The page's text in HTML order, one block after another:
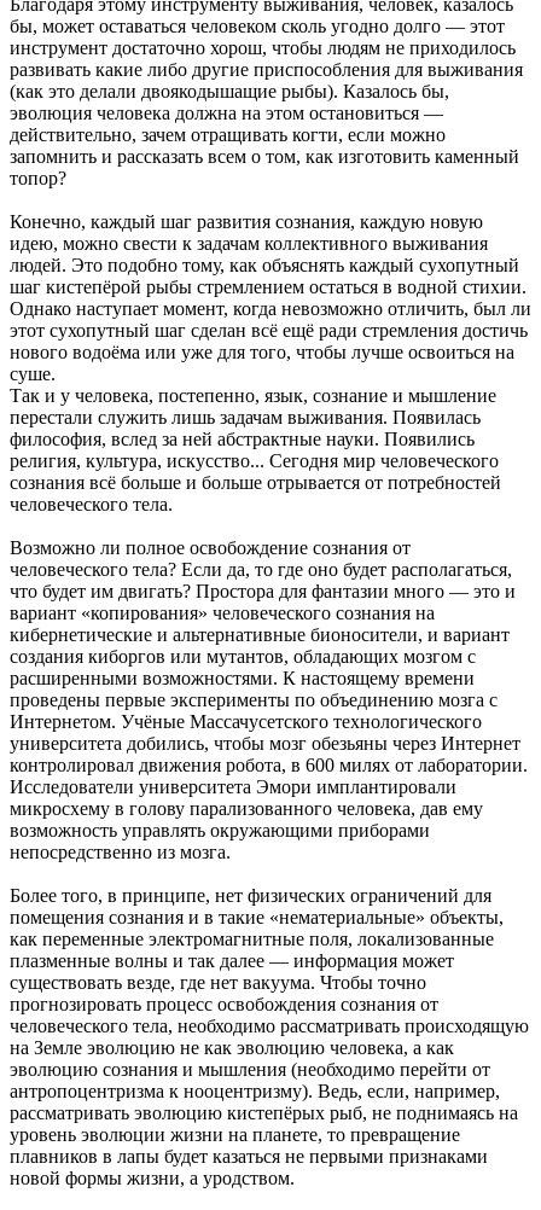
бы, может оставаться человеком сколь угодно долго — этот
инструмент достаточно хорош, чтобы людям не приходилось
развивать какие либо другие приспособления для выживания
(как это делали двоякодышащие рыбы). Казалось бы,
эволюция человека должна на этом остановиться —
действительно, зачем отращивать когти, если можно
запомнить и рассказать всем о том, как изготовить каменный
топор?
Конечно, каждый шаг развития сознания, каждую новую
идею, можно свести к задачам коллективного выживания
людей. Это подобно тому, как объяснять каждый сухопутный
шаг кистепёрой рыбы стремлением остаться в водной стихии.
Однако наступает момент, когда невозможно отличить, был ли
этот сухопутный шаг сделан всё ещё ради стремления достичь
нового водоёма или уже для того, чтобы лучше освоиться на
суше.
Так и у человека, постепенно, язык, сознание и мышление
перестали служить лишь задачам выживания. Появилась
философия, вслед за ней абстрактные науки. Появились
религия, культура, искусство... Сегодня мир человеческого
сознания всё больше и больше отрывается от потребностей
человеческого тела.
Возможно ли полное освобождение сознания от
человеческого тела? Если да, то где оно будет располагаться,
что будет им двигать? Простора для фантазии много — это и
вариант «копирования» человеческого сознания на
кибернетические и альтернативные бионосители, и вариант
создания киборгов или мутантов, обладающих мозгом с
расширенными возможностями. К настоящему времени
проведены первые эксперименты по объединению мозга с
Интернетом. Учёные Массачусетского технологического
университета добились, чтобы мозг обезьяны через Интернет
контролировал движения робота, в 600 милях от лаборатории.
Исследователи университета Эмори имплантировали
микросхему в голову парализованного человека, дав ему
возможность управлять окружающими приборами
непосредственно из мозга.
Более того, в принципе, нет физических ограничений для
помещения сознания и в такие «нематериальные» объекты,
как переменные электромагнитные поля, локализованные
плазменные волны и так далее — информация может
существовать везде, где нет вакуума. Чтобы точно
прогнозировать процесс освобождения сознания от
человеческого тела, необходимо рассматривать происходящую
на Земле эволюцию не как эволюцию человека, а как
эволюцию сознания и мышления (необходимо перейти от
антропоцентризма к нооцентризму). Ведь, если, например,
рассматривать эволюцию кистепёрых рыб, не поднимаясь на
уровень эволюции жизни на планете, то превращение
плавников в лапы будет казаться не первыми признаками
новой формы жизни, а уродством.